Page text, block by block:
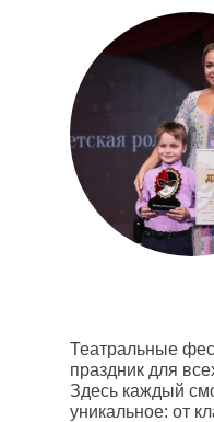
Театральные
праздник для
Здесь каждый
уникальное: от